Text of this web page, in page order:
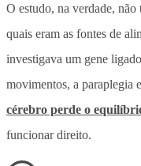
O estudo, na verdade,
quais eram as fontes de
investigava um gene
movimentos, a paraplegia
cérebro perde o
funcionar direito.